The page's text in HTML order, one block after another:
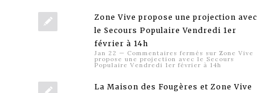
Zone Vive propose une projection avec
le Secours Populaire Vendredi 1er
février à 14h
Jan 22 — Commentaires fermés sur Zone Vive
propose une projection avec le Secours
Populaire Vendredi 1er février à 14h
La Maison des Fougères et Zone Vive